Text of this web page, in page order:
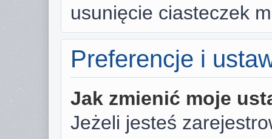
usunięcie ciasteczek
Preferencje i
Jak zmienić moje
Jeżeli jesteś